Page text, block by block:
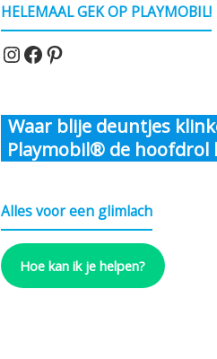
HELEMAAL GEK OP PLAYMOBIL!
Instagram
Facebook
Pinterest
Waar blije deuntjes
Playmobil® de hoofdrol
Alles voor een glimlach
Hoe kan ik je helpen?